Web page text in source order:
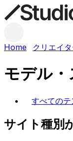
Home クリエイ
モデル・
すべてのテ
サイト種別